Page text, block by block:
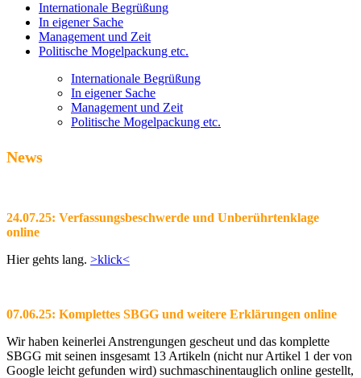
Internationale Begrüßung
In eigener Sache
Management und Zeit
Politische Mogelpackung etc.
Internationale Begrüßung
In eigener Sache
Management und Zeit
Politische Mogelpackung etc.
News
24.07.25: Verfassungsbeschwerde und Unberührtenklage
online
Hier gehts lang. >klick<
07.06.25: Komplettes SBGG und weitere Erklärungen online
Wir haben keinerlei Anstrengungen gescheut und das komplette
SBGG mit seinen insgesamt 13 Artikeln (nicht nur Artikel 1 der von
Google leicht gefunden wird) suchmaschinentauglich online gestellt,